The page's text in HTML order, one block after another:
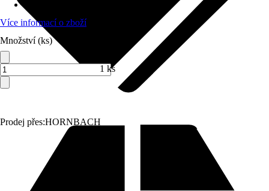
Prodej přes:HORNBACH
Více informací o zboží
Množství (ks)
1 ks